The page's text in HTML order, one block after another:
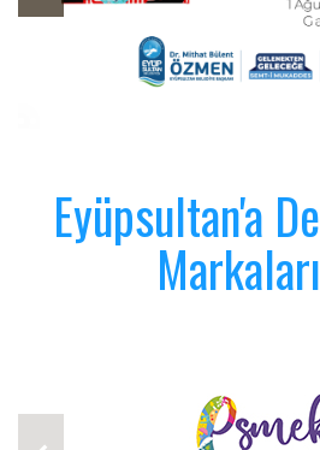
Eyüpsultan'a